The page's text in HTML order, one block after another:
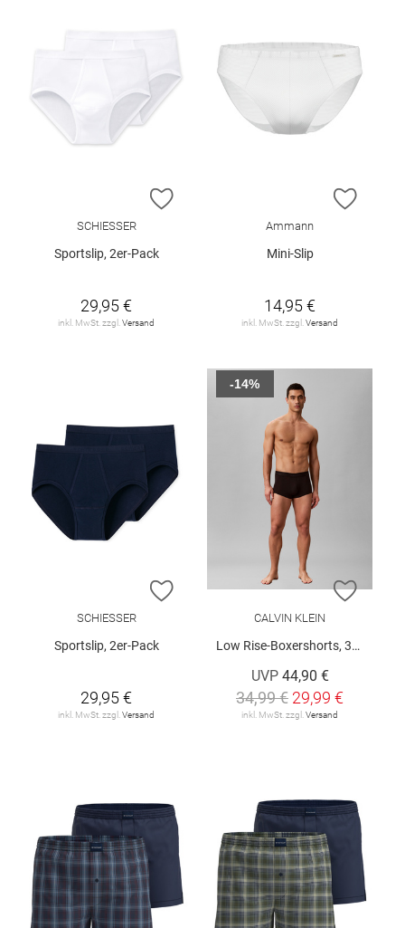
ZUR WUNSCHLISTE HINZUFÜGEN
SCHIESSER
Sportslip, 2er-Pack
29,95 €
inkl. MwSt. zzgl. Versand
ZUR
Ammann
Mini-Slip
14,95 €
inkl. MwSt. zzgl. Versand
ZUR WUNSCHLISTE HINZUFÜGEN
SCHIESSER
Sportslip, 2er-Pack
29,95 €
inkl. MwSt. zzgl. Versand
ZUR
CALVIN KLEIN
Low Rise-Boxershorts, 3er-Pack
UVP 44,90 €
34,99 € 29,99 €
inkl. MwSt. zzgl. Versand
-14%